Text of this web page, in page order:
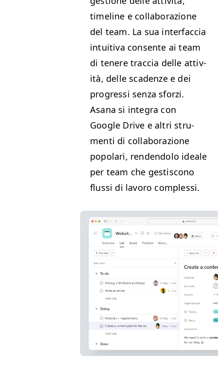
time­line e col­lab­o­razione
del team. La sua inter­fac­cia
intu­iti­va con­sente ai team
di tenere trac­cia delle attiv­
ità, delle sca­den­ze e dei
pro­gres­si sen­za sforzi.
Asana si inte­gra con
Google Dri­ve e altri stru­
men­ti di col­lab­o­razione
popo­lari, ren­den­do­lo ide­ale
per team che gestis­cono
flus­si di lavoro complessi.